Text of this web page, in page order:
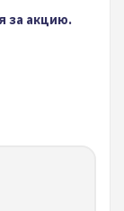
за акцию.